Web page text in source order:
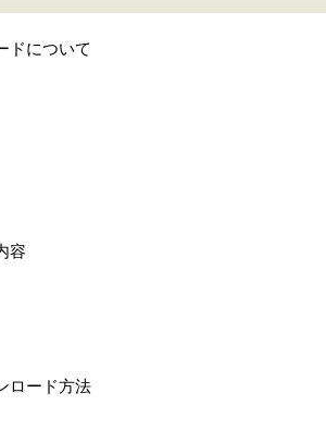
ドについて
容
ロード方法